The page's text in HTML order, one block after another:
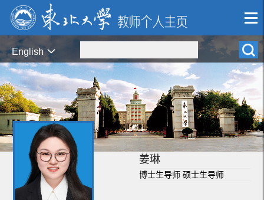
English
姜琳
博士生导师 硕士生导师